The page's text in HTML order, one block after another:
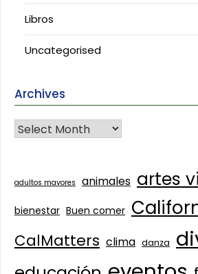
Libros
Uncategorised
Archives
adultos mayores animales artes
bienestar Buen comer
CalMatters clima danza